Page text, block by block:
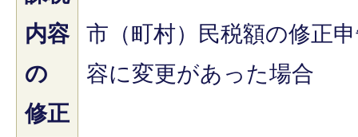
内容
の
修正
市（町村）民税額の修正
容に変更があった場合